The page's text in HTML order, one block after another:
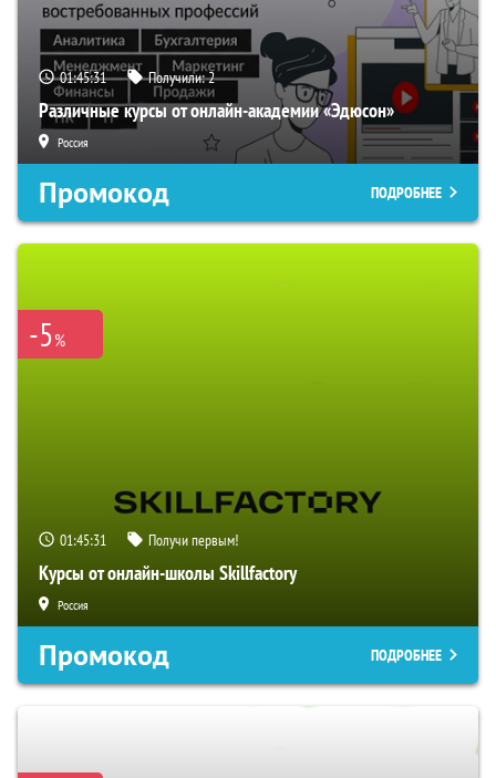
01:45:30 Получили:2
Различные курсы от онлайн-академии «Эдюсон»
Россия
Промокод ПОДРОБНЕЕ
-5%
01:45:30 Получи первым!
Курсы от онлайн-школы Skillfactory
Россия
Промокод ПОДРОБНЕЕ